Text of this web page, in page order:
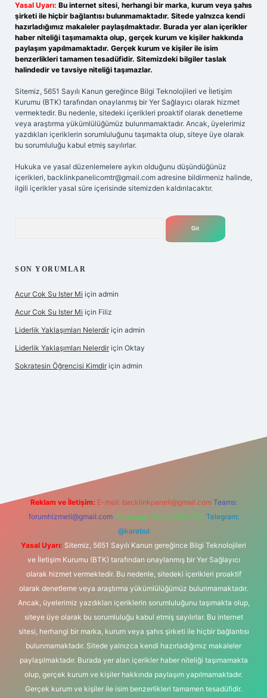
Yasal Uyarı: Bu internet sitesi, herhangi bir marka, kurum veya şahıs
şirketi ile hiçbir bağlantısı bulunmamaktadır. Sitede yalnızca kendi
hazırladığımız makaleler paylaşılmaktadır. Burada yer alan içerikler
haber niteliği taşımamakta olup, gerçek kurum ve kişiler hakkında
paylaşım yapılmamaktadır. Gerçek kurum ve kişiler ile isim
benzerlikleri tamamen tesadüfidir. Sitemizdeki bilgiler taslak
halindedir ve tavsiye niteliği taşımazlar.
Sitemiz, 5651 Sayılı Kanun gereğince Bilgi Teknolojileri ve İletişim
Kurumu (BTK) tarafından onaylanmış bir Yer Sağlayıcı olarak hizmet
vermektedir. Bu nedenle, sitedeki içerikleri proaktif olarak denetleme
veya araştırma yükümlülüğümüz bulunmamaktadır. Ancak, üyelerimiz
yazdıkları içeriklerin sorumluluğunu taşımakta olup, siteye üye olarak
bu sorumluluğu kabul etmiş sayılırlar.
Hukuka ve yasal düzenlemelere aykırı olduğunu düşündüğünüz
içerikleri, backlinkpanelicomtr@gmail.com adresine bildirmeniz halinde,
ilgili içerikler yasal süre içerisinde sitemizden kaldırılacaktır.
SON YORUMLAR
Acur Cok Su Ister Mi için admin
Acur Cok Su Ister Mi için Filiz
Liderlik Yaklaşımları Nelerdir için admin
Liderlik Yaklaşımları Nelerdir için Oktay
Sokratesin Öğrencisi Kimdir için admin
Reklam ve İletişim: E-mail: backlinkpaneli@gmail.com Teams:
forumhizmeti@gmail.com Whatsapp: 0262 606 0 726 Telegram:
@karabul
Yasal Uyarı: Sitemiz, 5651 Sayılı Kanun gereğince Bilgi Teknolojileri
ve İletişim Kurumu (BTK) tarafından onaylanmış bir Yer Sağlayıcı
olarak hizmet vermektedir. Bu nedenle, sitedeki içerikleri proaktif
olarak denetleme veya araştırma yükümlülüğümüz bulunmamaktadır.
Ancak, üyelerimiz yazdıkları içeriklerin sorumluluğunu taşımakta olup,
siteye üye olarak bu sorumluluğu kabul etmiş sayılırlar. Bu internet
sitesi, herhangi bir marka, kurum veya şahıs şirketi ile hiçbir bağlantısı
bulunmamaktadır. Sitede yalnızca kendi hazırladığımız makaleler
paylaşılmaktadır. Burada yer alan içerikler haber niteliği taşımamakta
olup, gerçek kurum ve kişiler hakkında paylaşım yapılmamaktadır.
Gerçek kurum ve kişiler ile isim benzerlikleri tamamen tesadüfidir.